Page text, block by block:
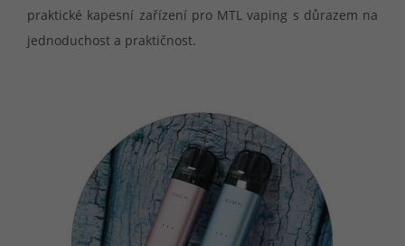
praktické kapesní zařízení pro MTL vaping s důrazem na
jednoduchost a praktičnost.